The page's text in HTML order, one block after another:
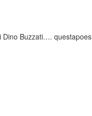
Dino Buzzati….